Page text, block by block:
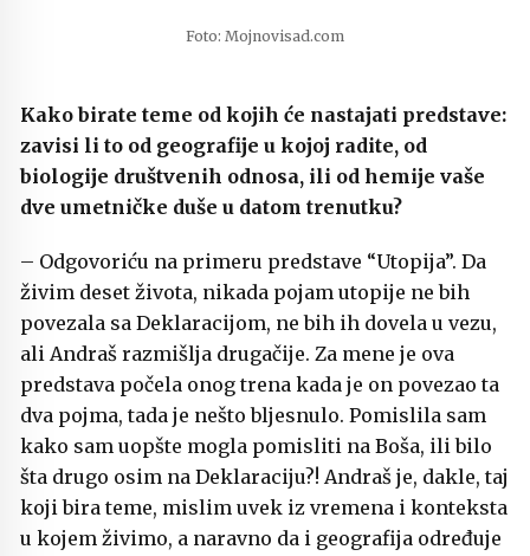
Foto: Mojnovisad.com
Kako birate teme od kojih će nastajati predstave:
zavisi li to od geografije u kojoj radite, od
biologije društvenih odnosa, ili od hemije vaše
dve umetničke duše u datom trenutku?
– Odgovoriću na primeru predstave “Utopija”. Da
živim deset života, nikada pojam utopije ne bih
povezala sa Deklaracijom, ne bih ih dovela u vezu,
ali Andraš razmišlja drugačije. Za mene je ova
predstava počela onog trena kada je on povezao ta
dva pojma, tada je nešto bljesnulo. Pomislila sam
kako sam uopšte mogla pomisliti na Boša, ili bilo
šta drugo osim na Deklaraciju?! Andraš je, dakle, taj
koji bira teme, mislim uvek iz vremena i konteksta
u kojem živimo, a naravno da i geografija određuje